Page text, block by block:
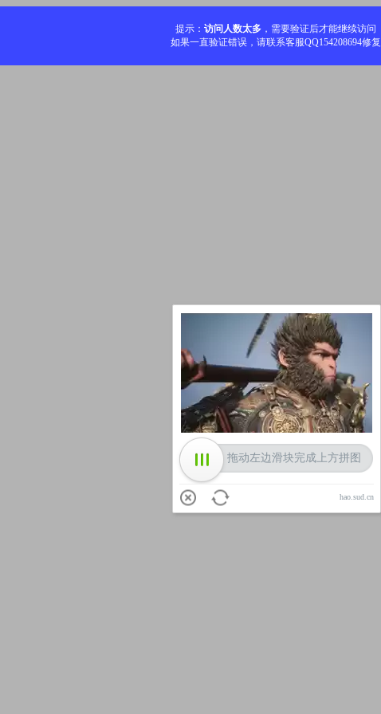
提示： 访问人数太多 ，需要验证后才能继续访问
如果一直验证错误，请联系客服QQ154208694修复
加载中
拖动左边滑块完成上方拼图
hao.sud.cn